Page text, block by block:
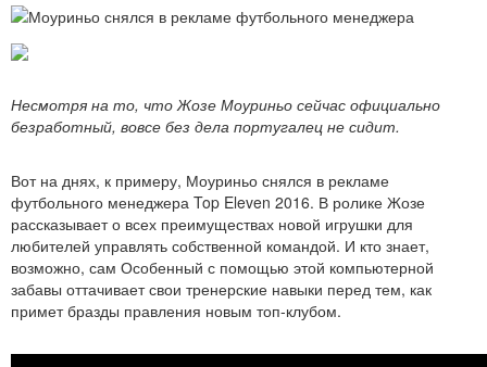
Несмотря на то, что Жозе Моуриньо сейчас официально
безработный, вовсе без дела португалец не сидит.
Вот на днях, к примеру, Моуриньо снялся в рекламе
футбольного менеджера Top Eleven 2016. В ролике Жозе
рассказывает о всех преимуществах новой игрушки для
любителей управлять собственной командой. И кто знает,
возможно, сам Особенный с помощью этой компьютерной
забавы оттачивает свои тренерские навыки перед тем, как
примет бразды правления новым топ-клубом.